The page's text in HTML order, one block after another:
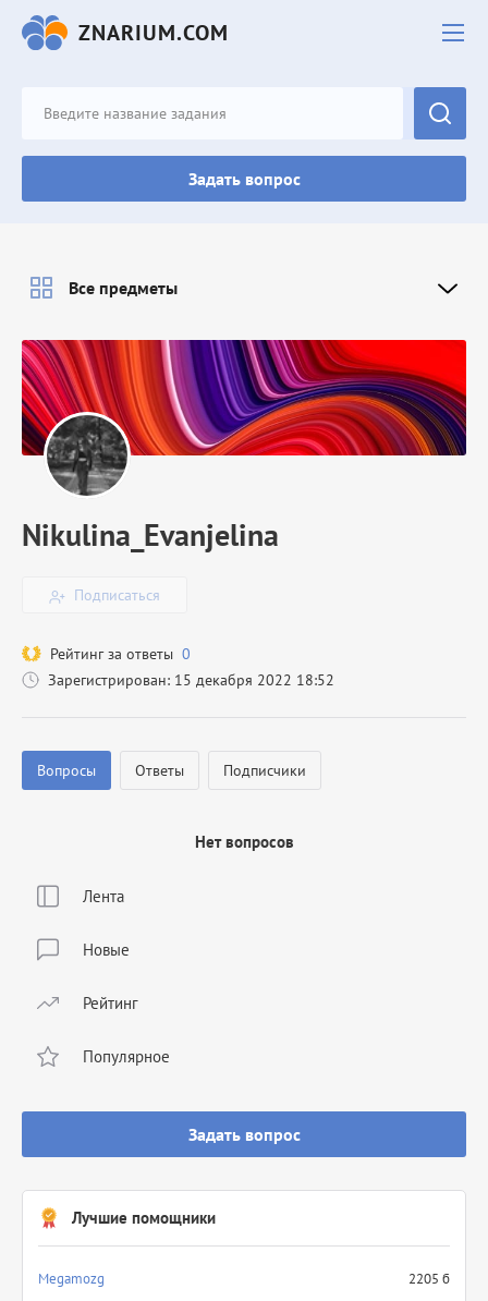
ZNARIUM.COM
Задать вопрос
Лента
Новые
Рейтинг
Популярное
Задать вопрос
Лучшие помощники
Megamozg
2205 б
Nikulina_Evanjelina
Подписаться
Рейтинг за ответы 0
Зарегистрирован: 15 декабря 2022 18:52
Вопросы Ответы Подписчики
Нет вопросов
Все предметы